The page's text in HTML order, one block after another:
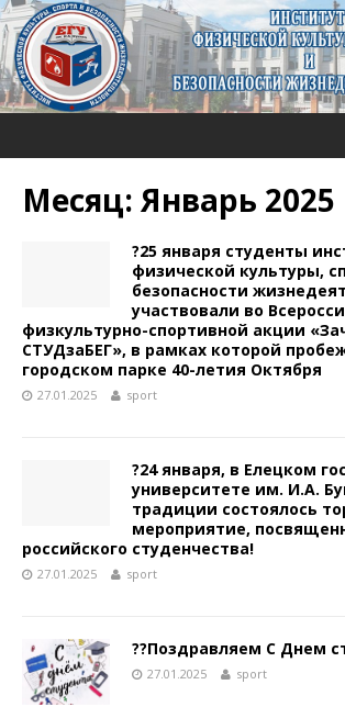
Месяц: Январь 2025
?25 января студенты
физической культуры,
безопасности
участвовали во
физкультурно-спортивной акции
СТУДзаБЕГ», в рамках которой
городском парке 40-летия Октября
27.01.2025 sport
?24 января, в Елецком
университете им. И.А.
традиции состоялось
мероприятие,
российского студенчества!
27.01.2025 sport
?‍?Поздравляем С Днем
27.01.2025 sport